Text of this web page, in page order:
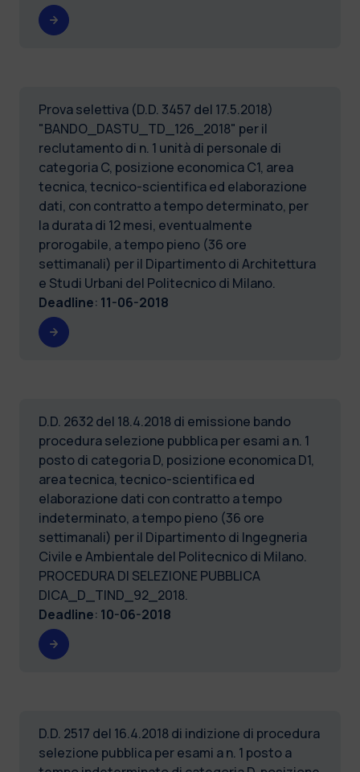
Prova selettiva (D.D. 3457 del 17.5.2018)
"BANDO_DASTU_TD_126_2018" per il
reclutamento di n. 1 unità di personale di
categoria C, posizione economica C1, area
tecnica, tecnico-scientifica ed elaborazione
dati, con contratto a tempo determinato, per
la durata di 12 mesi, eventualmente
prorogabile, a tempo pieno (36 ore
settimanali) per il Dipartimento di Architettura
e Studi Urbani del Politecnico di Milano.
Deadline: 11-06-2018
D.D. 2632 del 18.4.2018 di emissione bando
procedura selezione pubblica per esami a n. 1
posto di categoria D, posizione economica D1,
area tecnica, tecnico-scientifica ed
elaborazione dati con contratto a tempo
indeterminato, a tempo pieno (36 ore
settimanali) per il Dipartimento di Ingegneria
Civile e Ambientale del Politecnico di Milano.
PROCEDURA DI SELEZIONE PUBBLICA
DICA_D_TIND_92_2018.
Deadline: 10-06-2018
D.D. 2517 del 16.4.2018 di indizione di procedura
selezione pubblica per esami a n. 1 posto a